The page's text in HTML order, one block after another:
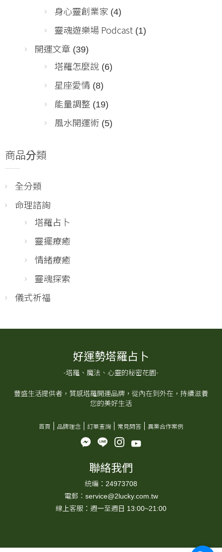
身心靈創業家 (4)
靈魂遊樂場 Podcast (1)
開運文章 (39)
塔羅怎麼說 (6)
星座愛情 (8)
能量調整 (19)
風水開運術 (5)
商品分類
全分類
命理諮詢
塔羅占卜
靈擺療癒
情緒療癒
靈魂探索
儀式祈福
好運勢塔羅占卜
-塔羅、魔法、心靈的秘密花園-
豐盛生活提供者，質感塔羅開運品牌，從內在到外在，持續滋養
您的美好生活
首頁 品牌理念 訂單查詢 常見問答 異業合作案例
聯絡我們
統編：24973708
電郵：service@2lucky.com.tw
線上客服：週一至週日 13:00~21:00